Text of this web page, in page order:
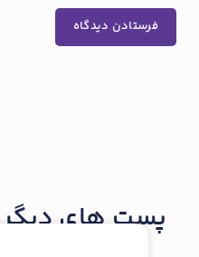
پست های دیگر